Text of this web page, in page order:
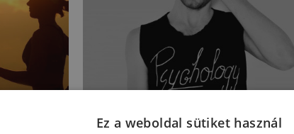
KAPCSOLATAINK
Ez a weboldal sütiket használ